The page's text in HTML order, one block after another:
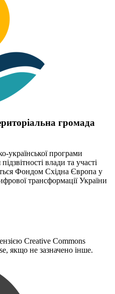
громада
української програми
влади та участі
Фондом Східна Європа у
трансформації України
Creative Commons
якщо не зазначено інше.